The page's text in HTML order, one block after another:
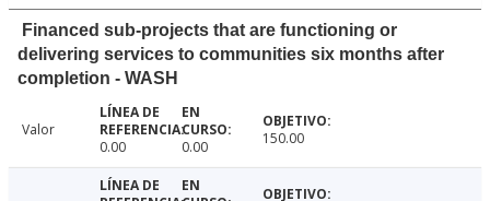
Financed sub-projects that are functioning or
delivering services to communities six months after
completion - WASH
Valor
0.00
0.00 150.00